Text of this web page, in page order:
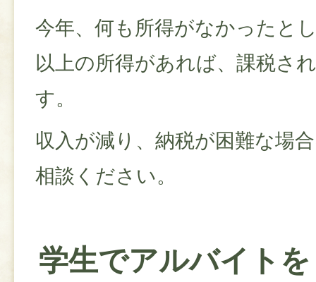
今年、何も所得がなかったと
以上の所得があれば、課税さ
す。
収入が減り、納税が困難な場
相談ください。
学生でアルバイト